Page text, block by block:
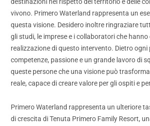
vivono. Primero Waterland rappresenta un
questa visione. Desidero inoltre ringraziare
gli studi, le imprese e i collaboratori che
realizzazione di questo intervento. Dietro
competenze, passione e un grande lavoro di
queste persone che una visione può
reale, capace di creare valore per gli ospiti e
Primero Waterland rappresenta un ulteriore
di crescita di Tenuta Primero Family Resort,